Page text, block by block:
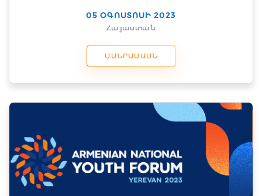
05 ՕԳՈՍՏՈՍԻ 2023
Հայաստան
ՄԱՆՐԱՄԱՍՆ